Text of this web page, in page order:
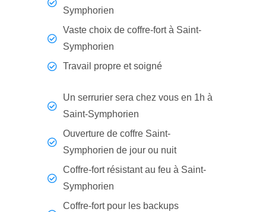
Symphorien
Vaste choix de coffre-fort à Saint-
Symphorien
Travail propre et soigné
Un serrurier sera chez vous en 1h à
Saint-Symphorien
Ouverture de coffre Saint-
Symphorien de jour ou nuit
Coffre-fort résistant au feu à Saint-
Symphorien
Coffre-fort pour les backups